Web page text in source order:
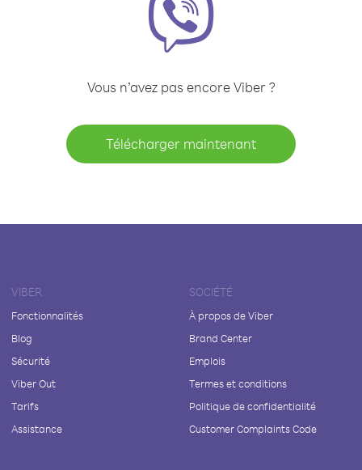
Vous n’avez pas encore Viber ?
Télécharger maintenant
VIBER
Fonctionnalités
Blog
Sécurité
Viber Out
Tarifs
Assistance
SOCIÉTÉ
À propos de Viber
Brand Center
Emplois
Termes et conditions
Politique de confidentialité
Customer Complaints Code